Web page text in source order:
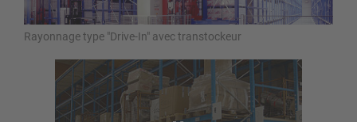
Rayonnage type "Drive-In" avec transtockeur